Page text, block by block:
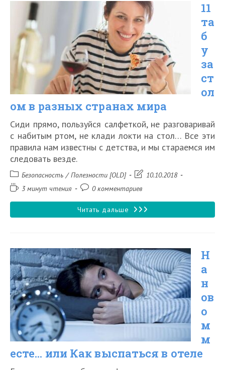
нужно
привозить
домой
11
та
б
у
за
ст
ол
ом в разных странах мира
Сиди прямо, пользуйся салфеткой, не разговаривай
с набитым ртом, не клади локти на стол… Все эти
правила нам известны с детства, и мы стараемся им
следовать везде.
Рубрика
записи:
Безопасность / Полезности [OLD]
Запись10.10.2018
Время3 минут чтения
Комментарии
записи:
0 комментариев
Читать дальше 11
столом
в
разных
странах
мира
Н
а
н
ов
о
м
м
есте… или Как выспаться в отеле